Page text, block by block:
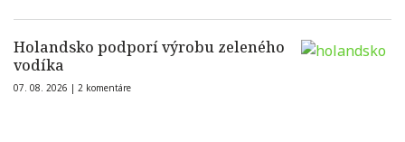
Holandsko podporí výrobu zeleného
vodíka
07. 08. 2026 | 2 komentáre